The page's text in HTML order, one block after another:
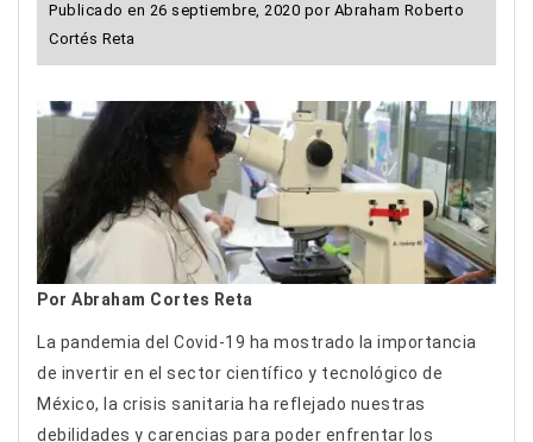
Publicado en 26 septiembre, 2020 por Abraham Roberto
Cortés Reta
Por Abraham Cortes Reta
La pandemia del Covid-19 ha mostrado la importancia
de invertir en el sector científico y tecnológico de
México, la crisis sanitaria ha reflejado nuestras
debilidades y carencias para poder enfrentar los